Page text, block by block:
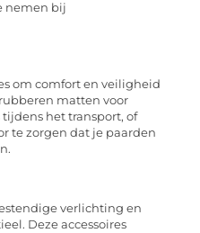
nemen bij
om comfort en veiligheid
matten voor
het transport, of
te zorgen dat je paarden
verlichting en
Deze accessoires